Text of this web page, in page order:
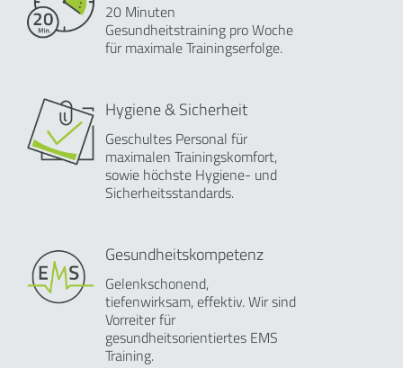
20 Minuten
Gesundheitstraining pro Woche
für maximale Trainingserfolge.
Hygiene & Sicherheit
Geschultes Personal für
maximalen Trainingskomfort,
sowie höchste Hygiene- und
Sicherheitsstandards.
Gesundheitskompetenz
Gelenkschonend,
tiefenwirksam, effektiv. Wir sind
Vorreiter für
gesundheitsorientiertes EMS
Training.